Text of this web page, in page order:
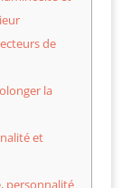
de
la
et
personnalité